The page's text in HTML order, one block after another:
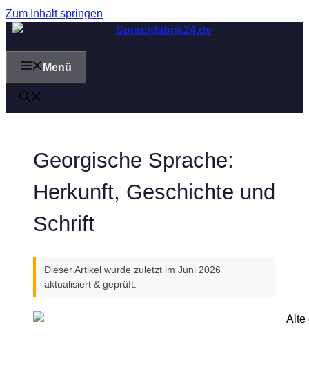
Zum Inhalt springen
Menü
Georgische Sprache:
Herkunft, Geschichte und
Schrift
Dieser Artikel wurde zuletzt im Juni 2026
aktualisiert & geprüft.